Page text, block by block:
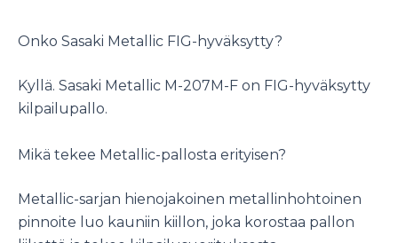
Onko Sasaki Metallic FIG-hyväksytty?
Kyllä. Sasaki Metallic M-207M-F on FIG-hyväksytty
kilpailupallo.
Mikä tekee Metallic-pallosta erityisen?
Metallic-sarjan hienojakoinen metallinhohtoinen
pinnoite luo kauniin kiillon, joka korostaa pallon